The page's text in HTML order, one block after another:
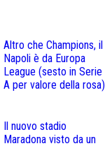
Altro che Champions, il
Napoli è da Europa
League (sesto in Serie
A per valore della rosa)
Il nuovo stadio
Maradona visto da un